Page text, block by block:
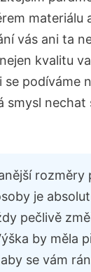
materiálu
vás ani ta
kvalitu
podíváme
smysl
rozměry
je
pečlivě
by měla
se vám